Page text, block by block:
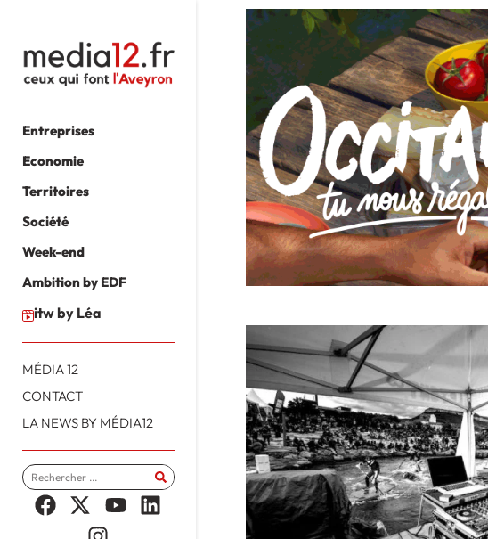
Entreprises
Economie
Territoires
Société
Week-end
Ambition by EDF
itw by Léa
MÉDIA 12
CONTACT
LA NEWS BY MÉDIA12